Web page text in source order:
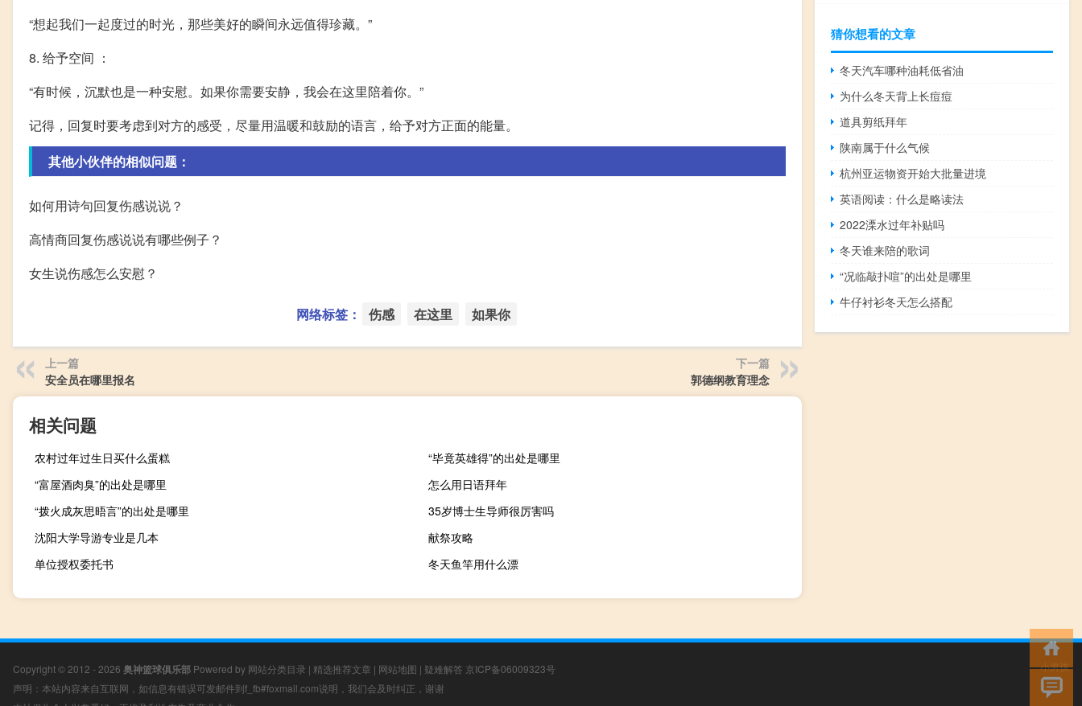
“想起我们一起度过的时光，那些美好的瞬间永远值得珍藏。”
8. 给予空间 ：
“有时候，沉默也是一种安慰。如果你需要安静，我会在这里陪着你。”
记得，回复时要考虑到对方的感受，尽量用温暖和鼓励的语言，给予对方正面的能量。
其他小伙伴的相似问题：
如何用诗句回复伤感说说？
高情商回复伤感说说有哪些例子？
女生说伤感怎么安慰？
网络标签： 伤感 在这里 如果你
上一篇
安全员在哪里报名
下一篇
郭德纲教育理念
相关问题
农村过年过生日买什么蛋糕
“毕竟英雄得”的出处是哪里
“富屋酒肉臭”的出处是哪里
怎么用日语拜年
“拨火成灰思晤言”的出处是哪里
35岁博士生导师很厉害吗
沈阳大学导游专业是几本
献祭攻略
单位授权委托书
冬天鱼竿用什么漂
猜你想看的文章
冬天汽车哪种油耗低省油
为什么冬天背上长痘痘
道具剪纸拜年
陕南属于什么气候
杭州亚运物资开始大批量进境
英语阅读：什么是略读法
2022溧水过年补贴吗
冬天谁来陪的歌词
“况临敲扑喧”的出处是哪里
牛仔衬衫冬天怎么搭配
Copyright © 2012 - 2026 奥神篮球俱乐部 Powered by 网站分类目录 | 精选推荐文章 | 网站地图 | 疑难解答 京ICP备06009323号
声明：本站内容来自互联网，如信息有错误可发邮件到f_fb#foxmail.com说明，我们会及时纠正，谢谢
小男孩